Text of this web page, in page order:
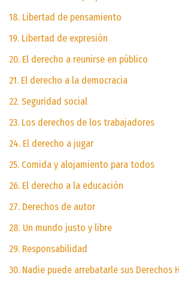
18. Libertad de pensamiento
19. Libertad de expresión
20. El derecho a reunirse en público
21. El derecho a la democracia
22. Seguridad social
23. Los derechos de los trabajadores
24. El derecho a jugar
25. Comida y alojamiento para todos
26. El derecho a la educación
27. Derechos de autor
28. Un mundo justo y libre
29. Responsabilidad
30. Nadie puede arrebatarle sus Derechos